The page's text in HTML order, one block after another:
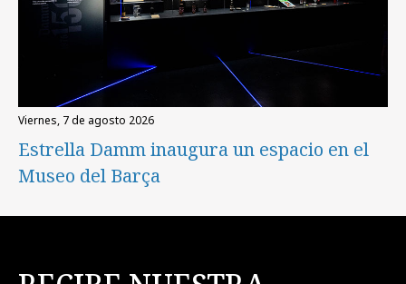
viernes, 7 de agosto 2026
Estrella Damm inaugura un espacio en el
Museo del Barça